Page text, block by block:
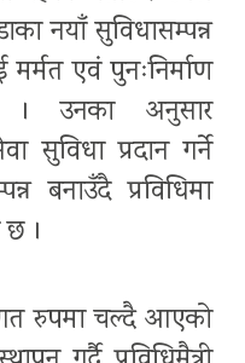
नयाँ सुविधासम्पन्न
एवं पुनःनिर्माण
। उनका अनुसार
सुविधा प्रदान गर्ने
बनाउँदै प्रविधिमा
छ ।
रुपमा चल्दै आएको